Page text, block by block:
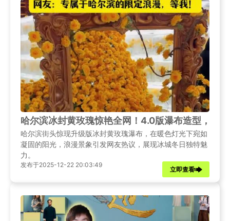
哈尔滨冰封黄玫瑰惊艳全网！4.0版瀑布造型，把
哈尔滨街头惊现升级版冰封黄玫瑰瀑布，在暖色灯光下宛如
凝固的阳光，浪漫景象引发网友热议，展现冰城冬日独特魅
力。
发布于2025-12-22 20:03:49
立即查看